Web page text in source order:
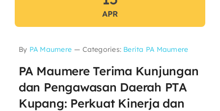
APR
By PA Maumere — Categories: Berita PA Maumere
PA Maumere Terima Kunjungan
dan Pengawasan Daerah PTA
Kupang: Perkuat Kinerja dan